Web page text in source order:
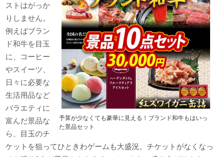
予算が少なくても豪華に見える！ブランド和牛もはいっ
た景品セット
ストはがっか
りしません。
例えばブラン
ド和牛を目玉
に、コーヒー
やスイーツ、
日々に必要な
生活用品など
バラエティに
富んだ景品な
ら、目玉のチ
ケットを狙ってひときわゲームも大盛況。チケットがなくなっ